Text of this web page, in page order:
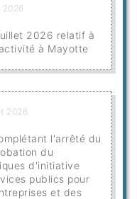
2026 relatif à
à Mayotte
2026
l'arrêté du
du
d'initiative
publics pour
et des